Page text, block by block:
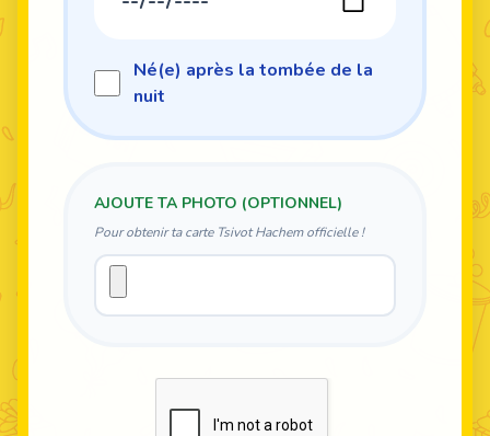
Né(e) après la tombée de la
nuit
AJOUTE TA PHOTO (OPTIONNEL)
Pour obtenir ta carte Tsivot Hachem officielle !